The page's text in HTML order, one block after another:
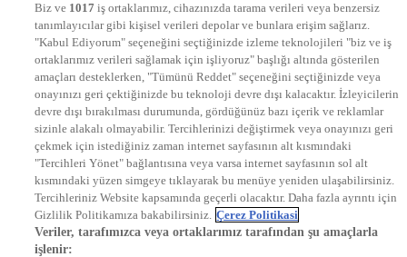
STAR
EURO STAR
KRAL POP TV
DYG Radyolar
NTV RADYO
KRAL FM
KRAL POP
EKSEN
VOYAGE
DYG Dijital
ntv.com.tr
ntvspor.net
secim.ntv.com.tr
startv.com.tr
kralmuzik.com.tr
Biz ve 1017 iş ortaklarımız, cihazınızda tarama verileri veya benzersiz
tanımlayıcılar gibi kişisel verileri depolar ve bunlara erişim sağlarız.
"Kabul Ediyorum" seçeneğini seçtiğinizde izleme teknolojileri "biz ve iş
ortaklarımız verileri sağlamak için işliyoruz" başlığı altında gösterilen
amaçları desteklerken, "Tümünü Reddet" seçeneğini seçtiğinizde veya
onayınızı geri çektiğinizde bu teknoloji devre dışı kalacaktır. İzleyicilerin
devre dışı bırakılması durumunda, gördüğünüz bazı içerik ve reklamlar
sizinle alakalı olmayabilir. Tercihlerinizi değiştirmek veya onayınızı geri
çekmek için istediğiniz zaman internet sayfasının alt kısmındaki
"Tercihleri Yönet" bağlantısına veya varsa internet sayfasının sol alt
kısmındaki yüzen simgeye tıklayarak bu menüye yeniden ulaşabilirsiniz.
Tercihleriniz Website kapsamında geçerli olacaktır. Daha fazla ayrıntı için
Gizlilik Politikamıza bakabilirsiniz. Çerez Politikasi
Veriler, tarafımızca veya ortaklarımız tarafından şu amaçlarla
işlenir: